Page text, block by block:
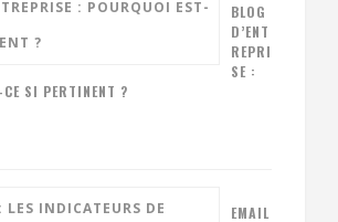
BLOG
D’ENT
REPRI
SE :
SI PERTINENT ?
EMAIL